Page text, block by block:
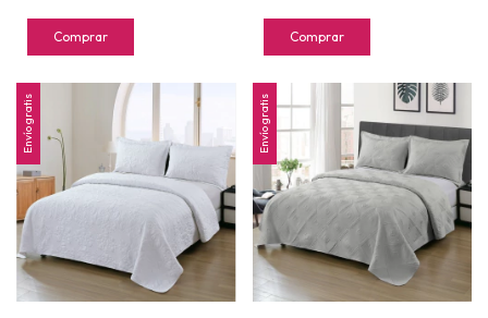
Comprar Comprar
Envío gratis Envío gratis